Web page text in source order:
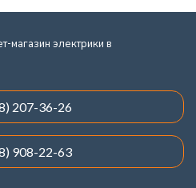
магазин электрики в
207-36-26
908-22-63